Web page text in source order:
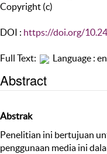
Copyright (c)
DOI : https://doi.org/
Full Text: Language : en
Abstract
Abstrak
Penelitian ini bertujuan
penggunaan media ini